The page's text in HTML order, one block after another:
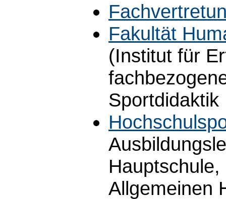
Fakultät
(Institut für
Sportdidaktik
Allgemeinen